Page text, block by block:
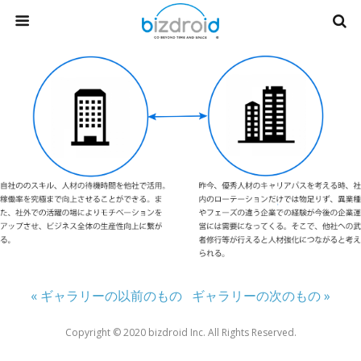
« ギャラリーの以前のもの ギャラリーの次のもの »
Copyright ©︎ 2020 bizdroid Inc. All Rights Reserved.